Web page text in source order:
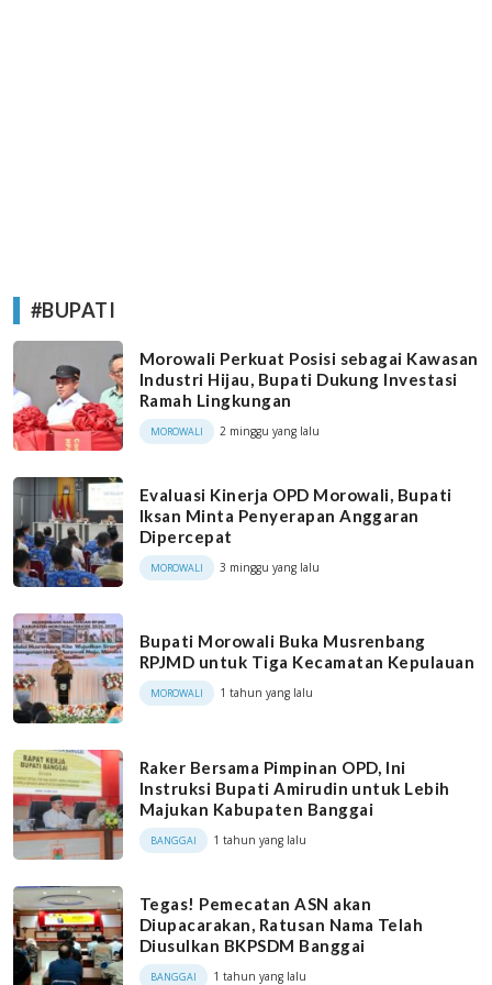
#BUPATI
Morowali Perkuat Posisi sebagai Kawasan
Industri Hijau, Bupati Dukung Investasi
Ramah Lingkungan
MOROWALI 2 minggu yang lalu
Evaluasi Kinerja OPD Morowali, Bupati
Iksan Minta Penyerapan Anggaran
Dipercepat
MOROWALI 3 minggu yang lalu
Bupati Morowali Buka Musrenbang
RPJMD untuk Tiga Kecamatan Kepulauan
MOROWALI 1 tahun yang lalu
Raker Bersama Pimpinan OPD, Ini
Instruksi Bupati Amirudin untuk Lebih
Majukan Kabupaten Banggai
BANGGAI 1 tahun yang lalu
Tegas! Pemecatan ASN akan
Diupacarakan, Ratusan Nama Telah
Diusulkan BKPSDM Banggai
BANGGAI 1 tahun yang lalu